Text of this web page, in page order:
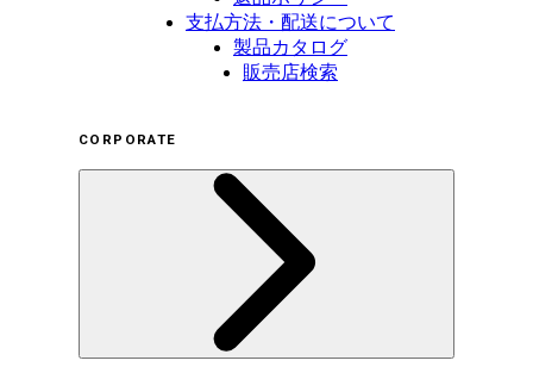
支払方法・配送について
製品カタログ
販売店検索
CORPORATE